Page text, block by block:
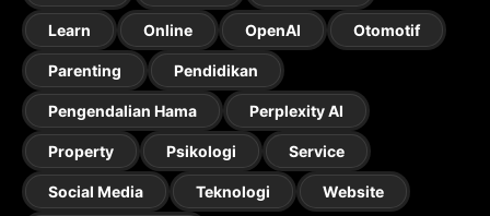
Learn Online OpenAI Otomotif
Parenting Pendidikan
Pengendalian Hama Perplexity AI
Property Psikologi Service
Social Media Teknologi Website